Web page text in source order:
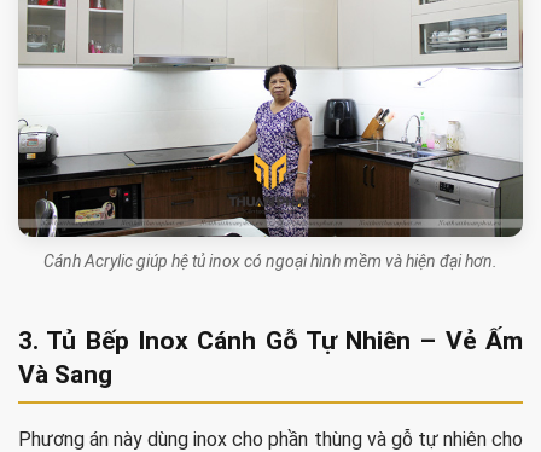
Cánh Acrylic giúp hệ tủ inox có ngoại hình mềm và hiện đại hơn.
3. Tủ Bếp Inox Cánh Gỗ Tự Nhiên – Vẻ Ấm
Và Sang
Phương án này dùng inox cho phần thùng và gỗ tự nhiên cho